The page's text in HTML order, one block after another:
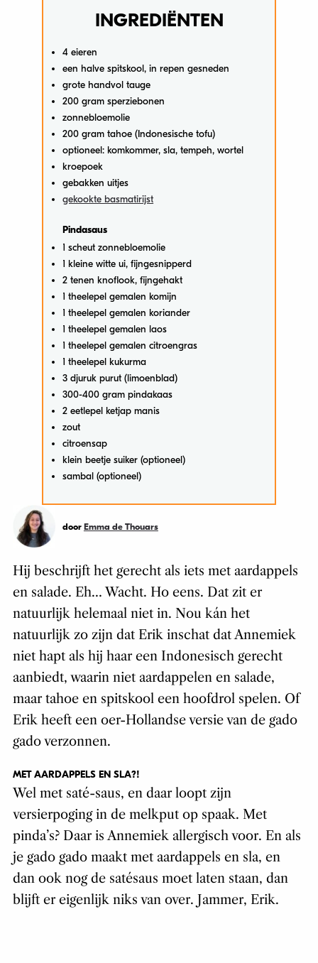
INGREDIËNTEN
4 eieren
een halve spitskool, in repen gesneden
grote handvol tauge
200 gram sperziebonen
zonnebloemolie
200 gram tahoe (Indonesische tofu)
optioneel: komkommer, sla, tempeh, wortel
kroepoek
gebakken uitjes
gekookte basmatirijst
Pindasaus
1 scheut zonnebloemolie
1 kleine witte ui, fijngesnipperd
2 tenen knoflook, fijngehakt
1 theelepel gemalen komijn
1 theelepel gemalen koriander
1 theelepel gemalen laos
1 theelepel gemalen citroengras
1 theelepel kukurma
3 djuruk purut (limoenblad)
300-400 gram pindakaas
2 eetlepel ketjap manis
zout
citroensap
klein beetje suiker (optioneel)
sambal (optioneel)
door Emma de Thouars
Hij beschrijft het gerecht als iets met aardappels
en salade. Eh… Wacht. Ho eens. Dat zit er
natuurlijk helemaal niet in. Nou kán het
natuurlijk zo zijn dat Erik inschat dat Annemiek
niet hapt als hij haar een Indonesisch gerecht
aanbiedt, waarin niet aardappelen en salade,
maar tahoe en spitskool een hoofdrol spelen. Of
Erik heeft een oer-Hollandse versie van de gado
gado verzonnen.
MET AARDAPPELS EN SLA?!
Wel met saté-saus, en daar loopt zijn
versierpoging in de melkput op spaak. Met
pinda’s? Daar is Annemiek allergisch voor. En als
je gado gado maakt met aardappels en sla, en
dan ook nog de satésaus moet laten staan, dan
blijft er eigenlijk niks van over. Jammer, Erik.